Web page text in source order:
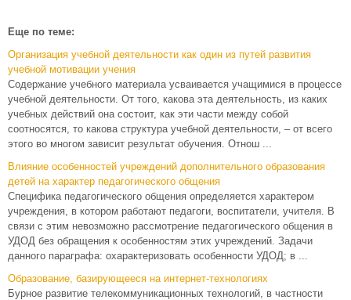
Еще по теме:
Организация учебной деятельности как один из путей развития
учебной мотивации учения
Содержание учебного материала усваивается учащимися в процессе
учебной деятельности. От того, какова эта деятельность, из каких
учебных действий она состоит, как эти части между собой
соотносятся, то какова структура учебной деятельности, – от всего
этого во многом зависит результат обучения. Отнош ...
Влияние особенностей учреждений дополнительного образования
детей на характер педагогического общения
Специфика педагогического общения определяется характером
учреждения, в котором работают педагоги, воспитатели, учителя. В
связи с этим невозможно рассмотрение педагогического общения в
УДОД без обращения к особенностям этих учреждений. Задачи
данного параграфа: охарактеризовать особенности УДОД; в ...
Образование, базирующееся на интернет-технологиях
Бурное развитие телекоммуникационных технологий, в частности